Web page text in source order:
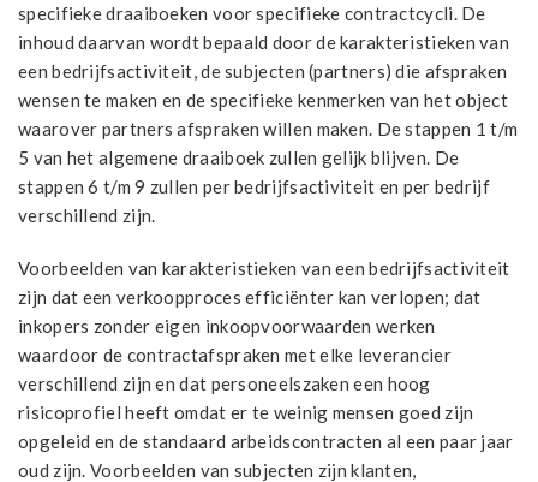
specifieke draaiboeken voor specifieke contractcycli. De
inhoud daarvan wordt bepaald door de karakteristieken van
een bedrijfsactiviteit, de subjecten (partners) die afspraken
wensen te maken en de specifieke kenmerken van het object
waarover partners afspraken willen maken. De stappen 1 t/m
5 van het algemene draaiboek zullen gelijk blijven. De
stappen 6 t/m 9 zullen per bedrijfsactiviteit en per bedrijf
verschillend zijn.
Voorbeelden van karakteristieken van een bedrijfsactiviteit
zijn dat een verkoopproces efficiënter kan verlopen; dat
inkopers zonder eigen inkoopvoorwaarden werken
waardoor de contractafspraken met elke leverancier
verschillend zijn en dat personeelszaken een hoog
risicoprofiel heeft omdat er te weinig mensen goed zijn
opgeleid en de standaard arbeidscontracten al een paar jaar
oud zijn. Voorbeelden van subjecten zijn klanten,